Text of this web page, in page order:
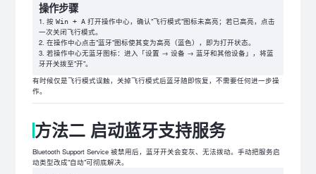
操作步骤
按Win + A 打开操作中心，确认"飞行模式"图标未高亮；若已高亮，点击
一次关闭飞行模式。
在操作中心点击"蓝牙"图标使其变为高亮（蓝色），即为打开状态。
若操作中心无蓝牙图标：进入「设置 → 设备 → 蓝牙和其他设备」，将蓝
牙开关拨至"开"。
有时候仅是飞行模式误触，关掉飞行模式后蓝牙随即恢复，不需要任何进一步操
作。
方法二 启动蓝牙支持服务
Bluetooth Support Service 被禁用后，蓝牙开关会变灰、无法拨动。手动把服务启
动类型改成"自动"可彻底解决。